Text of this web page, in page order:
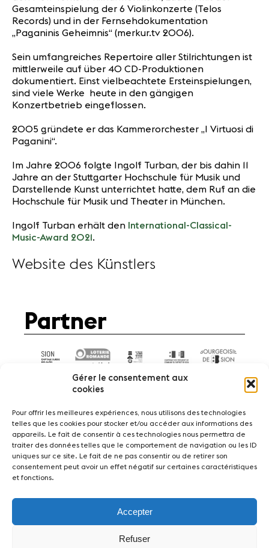
Gérer le consentement aux
cookies
Pour offrir les meilleures expériences, nous utilisons des technologies
telles que les cookies pour stocker et/ou accéder aux informations des
appareils. Le fait de consentir à ces technologies nous permettra de
traiter des données telles que le comportement de navigation ou les ID
uniques sur ce site. Le fait de ne pas consentir ou de retirer son
consentement peut avoir un effet négatif sur certaines caractéristiques
et fonctions.
Accepter
Refuser
Gesamteinspielung der 6 Violinkonzerte (Telos
Records) und in der Fernsehdokumentation
„Paganinis Geheimnis“ (merkur.tv 2006).
Sein umfangreiches Repertoire aller Stilrichtungen ist
mittlerweile auf über 40 CD-Produktionen
dokumentiert. Einst vielbeachtete Ersteinspielungen,
sind viele Werke heute in den gängigen
Konzertbetrieb eingeflossen.
2005 gründete er das Kammerorchester „I Virtuosi di
Paganini“.
Im Jahre 2006 folgte Ingolf Turban, der bis dahin 11
Jahre an der Stuttgarter Hochschule für Musik und
Darstellende Kunst unterrichtet hatte, dem Ruf an die
Hochschule für Musik und Theater in München.
Ingolf Turban erhält den International-Classical-
Music-Award 2021.
Website des Künstlers
Partner
NewsKonzerteFreiwillige
Medien Über uns
design et developpement :agence Si | Studio-irresistible - Paris